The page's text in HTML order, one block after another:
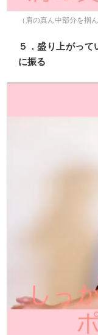
（肩の真ん中部分を掴
５．盛り上がっ
に振る